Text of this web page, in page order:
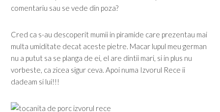
comentariu sau se vede din poza?
Cred ca s-au descoperit mumii in piramide care prezentau mai
multa umiditate decat aceste pietre. Macar lupul meu german
nu a putut sa se planga de ei, el are dintii mari, si in plus nu
vorbeste, ca zicea sigur ceva. Apoi numa Izvorul Rece ii
dadeam si lui!!!